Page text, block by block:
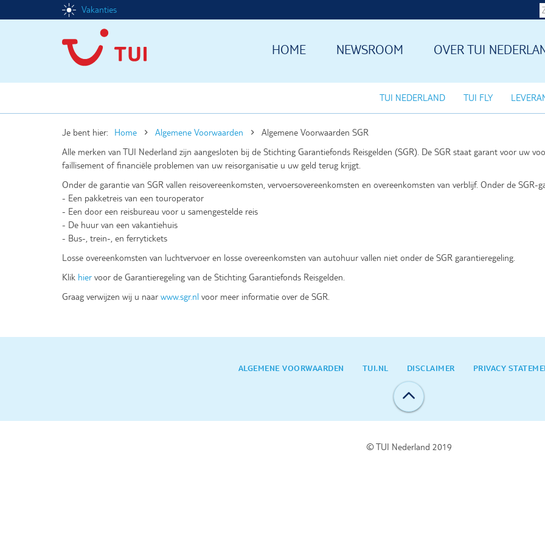
en
Top
headermenu
Vakanties
HOME NEWSROOM OVER TUI
TUI NEDERLAND TUI FLY
Je bent hier: Home Algemene Voorwaarden
Algemene Voorwaarden SGR
Alle merken van TUI Nederland zijn aangesloten bij de Stichting Garantiefonds Reisgelden (SGR). De SGR staat garant voor uw
faillisement of financiële problemen van uw reisorganisatie u uw geld terug krijgt.
Onder de garantie van SGR vallen reisovereenkomsten, vervoersovereenkomsten en overeenkomsten van verblijf. Onder de SGR-
- Een pakketreis van een touroperator
- Een door een reisbureau voor u samengestelde reis
- De huur van een vakantiehuis
- Bus-, trein-, en ferrytickets
Losse overeenkomsten van luchtvervoer en losse overeenkomsten van autohuur vallen niet onder de SGR garantieregeling.
Klik hier voor de Garantieregeling van de Stichting Garantiefonds Reisgelden.
Graag verwijzen wij u naar www.sgr.nl voor meer informatie over de SGR.
ALGEMENE VOORWAARDEN TUI.NL DISCLAIMER PRIVACY
© TUI Nederland 2019